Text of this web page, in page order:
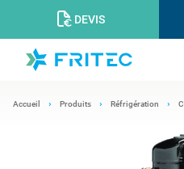
DEVIS
Accueil Produits Réfrigération